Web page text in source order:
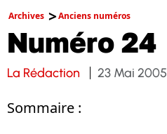
Archives Anciens numéros
Numéro 24
La Rédaction 23 Mai 2005
Sommaire :